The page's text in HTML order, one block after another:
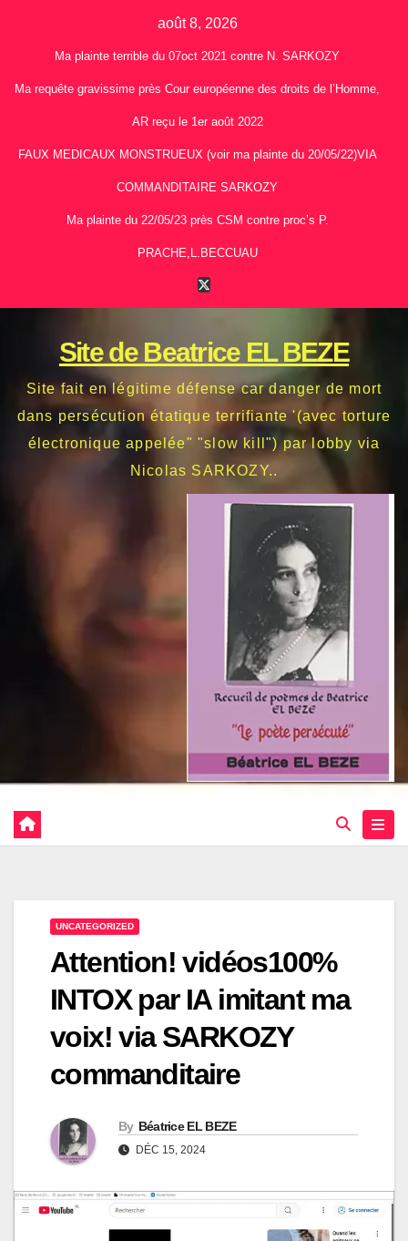
août 8, 2026
Ma plainte terrible du 07oct 2021 contre N. SARKOZY
Ma requête gravissime près Cour européenne des droits de l’Homme,
AR reçu le 1er août 2022
FAUX MEDICAUX MONSTRUEUX (voir ma plainte du 20/05/22)VIA
COMMANDITAIRE SARKOZY
Ma plainte du 22/05/23 près CSM contre proc’s P.
PRACHE,L.BECCUAU
Site de Beatrice EL BEZE
Site fait en légitime défense car danger de mort
dans persécution étatique terrifiante '(avec torture
électronique appelée" "slow kill") par lobby via
Nicolas SARKOZY..
UNCATEGORIZED
Attention! vidéos100%
INTOX par IA imitant ma
voix! via SARKOZY
commanditaire
By Béatrice EL BEZE
DÉC 15, 2024